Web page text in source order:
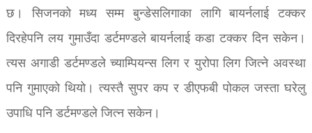
छ। सिजनको मध्य सम्म बुन्डेसलिगाका लागि बायर्नलाई टक्कर
दिरहेपनि लय गुमाउँदा डर्टमण्डले बायर्नलाई कडा टक्कर दिन सकेन।
त्यस अगाडी डर्टमण्डले च्याम्पियन्स लिग र युरोपा लिग जित्ने अवस्था
पनि गुमाएको थियो। त्यस्तै सुपर कप र डीएफबी पोकल जस्ता घरेलु
उपाधि पनि डर्टमण्डले जित्न सकेन।